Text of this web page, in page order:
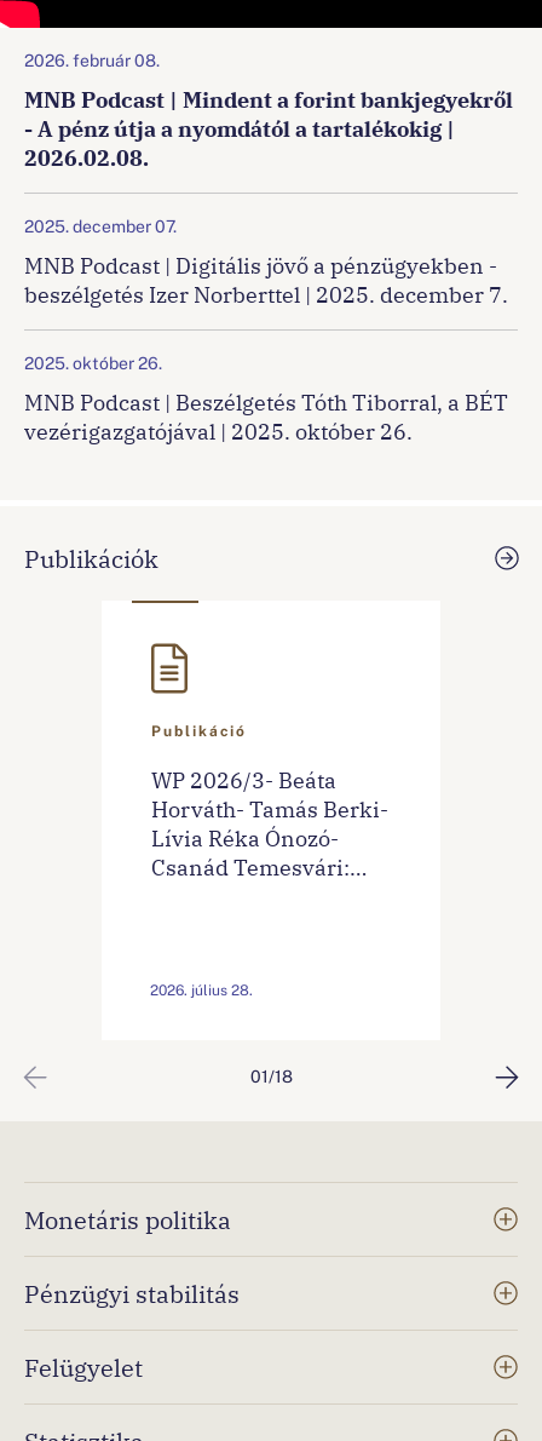
2026. február 08.
MNB Podcast | Mindent a forint bankjegyekről
- A pénz útja a nyomdától a tartalékokig |
2026.02.08.
2025. december 07.
MNB Podcast | Digitális jövő a pénzügyekben -
beszélgetés Izer Norberttel | 2025. december 7.
2025. október 26.
MNB Podcast | Beszélgetés Tóth Tiborral, a BÉT
vezérigazgatójával | 2025. október 26.
Publikációk
Publikáció
WP 2026/3- Beáta
Horváth- Tamás Berki-
Lívia Réka Ónozó-
Csanád Temesvári:
2026. július 28.
01/18
Monetáris politika
Pénzügyi stabilitás
Felügyelet